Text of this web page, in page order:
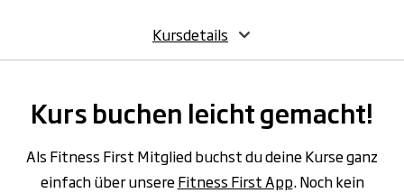
Kursdetails
Kurs buchen leicht gemacht!
Als Fitness First Mitglied buchst du deine Kurse ganz
einfach über unsereFitness First App. Noch kein